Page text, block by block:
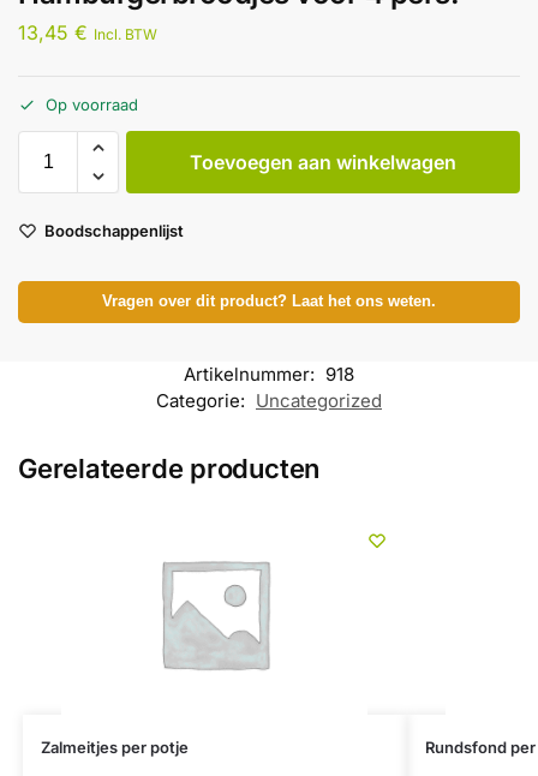
13,45 € Incl. BTW
Op voorraad
Toevoegen aan winkelwagen
Boodschappenlijst
Vragen over dit product? Laat het ons weten.
Artikelnummer: 918
Categorie: Uncategorized
Gerelateerde producten
Zalmeitjes per potje Rundsfond